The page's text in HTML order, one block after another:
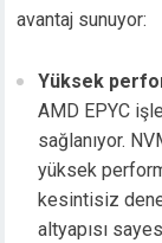
avantaj sunuyor:
Yüksek
AMD EPYC
sağlanıyor.
yüksek
kesintisiz
altyapısı